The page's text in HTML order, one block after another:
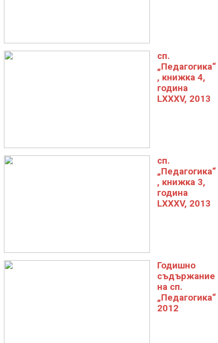
сп.
„Педагогика“
, книжка 4,
година
LXXXV, 2013
сп.
„Педагогика“
, книжка 3,
година
LXXXV, 2013
Годишно
съдържание
на сп.
„Педагогика“
2012